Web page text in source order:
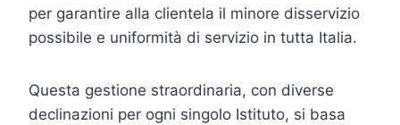
per garantire alla clientela il minore disservizio
possibile e uniformità di servizio in tutta Italia.
Questa gestione straordinaria, con diverse
declinazioni per ogni singolo Istituto, si basa